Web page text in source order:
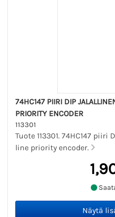
74HC147 PIIRI DIP
PRIORITY ENCODER
113301
Tuote 113301. 74HC147
line priority encoder.